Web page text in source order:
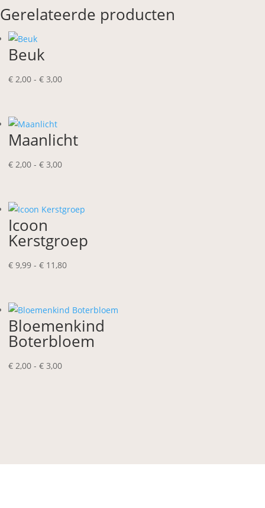
Gerelateerde producten
Beuk
€ 2,00 - € 3,00Prijsklasse:
Maanlicht
€ 2,00 - € 3,00Prijsklasse:
€ 3,00
Icoon
Kerstgroep
€ 9,99 - € 11,80Prijsklasse:
€ 11,80
Bloemenkind
Boterbloem
€ 2,00 - € 3,00Prijsklasse: